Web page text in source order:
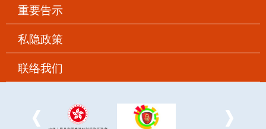
重要告示
私隐政策
联络我们